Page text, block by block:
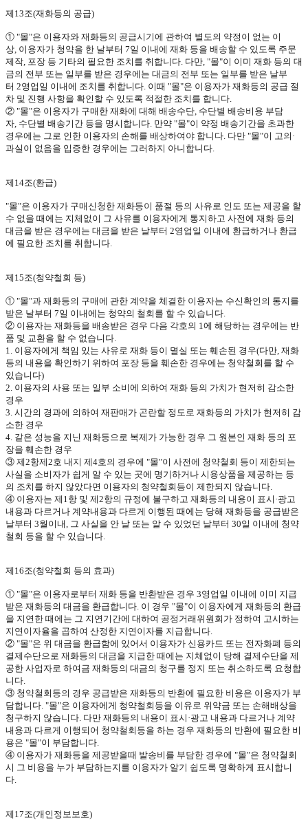
제 13조(재화등의 공급)
① "몰"은 이용자와 재화등의 공급시기에 관하여 별도의 약정이 없는 이
상 이용자가 청약을 한 날부터 7일 이내에 재화 등을 배송할 수 있도록 주문
제작 포장 등 기타의 필요한 조치를 취합니다 다만 , "몰"이 이미 재화 등의 대
금의 전부 또는 일부를 받은 경우에는 대금의 전부 또는 일부를 받은 날부
터 2영업일 이내에 조치를 취합니다 이때 "몰"은 이용자가 재화등의 공급 절
차 및 진행 사항을 확인할 수 있도록 적절한 조치를 합니다
② "몰"은 이용자가 구매한 재화에 대해 배송수단 수단별 배송비용 부담
자 수단별 배송기간 등을 명시합니다 만약 "몰"이 약정 배송기간을 초과한
경우에는 그로 인한 이용자의 손해를 배상하여야 합니다 다만 "몰"이 고의·
과실이 없음을 입증한 경우에는 그러하지 아니합니다
제 14조(환급)
"몰"은 이용자가 구매신청한 재화등이 품절 등의 사유로 인도 또는 제공을 할
수 없을 때에는 지체없이 그 사유를 이용자에게 통지하고 사전에 재화 등의
대금을 받은 경우에는 대금을 받은 날부터 2영업일 이내에 환급하거나 환급
에 필요한 조치를 취합니다
제 15조(청약철회 등)
① "몰"과 재화등의 구매에 관한 계약을 체결한 이용자는 수신확인의 통지를
받은 날부터 7일 이내에는 청약의 철회를 할 수 있습니다
② 이용자는 재화등을 배송받은 경우 다음 각호의 1 에 해당하는 경우에는 반
품 및 교환을 할 수 없습니다
1. 이용자에게 책임 있는 사유로 재화 등이 멸실 또는 훼손된 경우(다만 재화
등의 내용을 확인하기 위하여 포장 등을 훼손한 경우에는 청약철회를 할 수
있습니다)
2. 이용자의 사용 또는 일부 소비에 의하여 재화 등의 가치가 현저히 감소한
경우
3. 시간의 경과에 의하여 재판매가 곤란할 정도로 재화등의 가치가 현저히 감
소한 경우
4. 같은 성능을 지닌 재화등으로 복제가 가능한 경우 그 원본인 재화 등의 포
장을 훼손한 경우
③ 제2항제2호 내지 제4호의 경우에 "몰"이 사전에 청약철회 등이 제한되는
사실을 소비자가 쉽게 알 수 있는 곳에 명기하거나 시용상품을 제공하는 등
의 조치를 하지 않았다면 이용자의 청약철회등이 제한되지 않습니다
④ 이용자는 제 1 항 및 제2항의 규정에 불구하고 재화등의 내용이 표시·광고
내용과 다르거나 계약내용과 다르게 이행된 때에는 당해 재화등을 공급받은
날부터 3월이내 그 사실을 안 날 또는 알 수 있었던 날부터 30일 이내에 청약
철회 등을 할 수 있습니다
제 16조(청약철회 등의 효과)
① "몰"은 이용자로부터 재화 등을 반환받은 경우 3영업일 이내에 이미 지급
받은 재화등의 대금을 환급합니다 이 경우 "몰"이 이용자에게 재화등의 환급
을 지연한 때에는 그 지연기간에 대하여 공정거래위원회가 정하여 고시하는
지연이자율을 곱하여 산정한 지연이자를 지급합니다
② "몰"은 위 대금을 환급함에 있어서 이용자가 신용카드 또는 전자화폐 등의
결제수단으로 재화등의 대금을 지급한 때에는 지체없이 당해 결제수단을 제
공한 사업자로 하여금 재화등의 대금의 청구를 정지 또는 취소하도록 요청합
니다
③ 청약철회등의 경우 공급받은 재화등의 반환에 필요한 비용은 이용자가 부
담합니다 . "몰"은 이용자에게 청약철회등을 이유로 위약금 또는 손해배상을
청구하지 않습니다 다만 재화등의 내용이 표시·광고 내용과 다르거나 계약
내용과 다르게 이행되어 청약철회등을 하는 경우 재화등의 반환에 필요한 비
용은 "몰"이 부담합니다
④ 이용자가 재화등을 제공받을때 발송비를 부담한 경우에 "몰"은 청약철회
시 그 비용을 누가 부담하는지를 이용자가 알기 쉽도록 명확하게 표시합니
다
제 17조(개인정보보호)